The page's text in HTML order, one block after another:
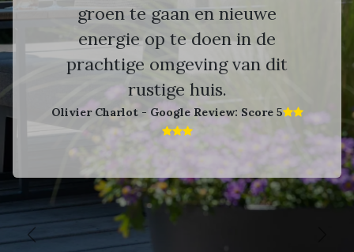
groen te gaan en nieuwe
energie op te doen in de
prachtige omgeving van dit
rustige huis.
Olivier Charlot - Google Review: Score 5​
Vorige